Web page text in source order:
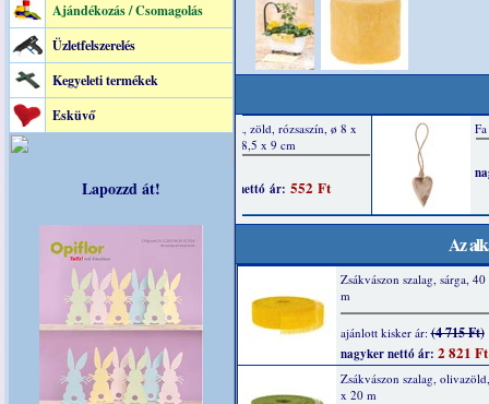
Ajándékozás / Csomagolás
Üzletfelszerelés
Kegyeleti termékek
Esküvő
Lapozzd át!
Az
Zsákvászon szalag, sárga,
m
ajánlott kisker ár:(4 715 Ft)
nagyker nettó ár: 2 821 Ft
Zsákvászon szalag,
x 20 m